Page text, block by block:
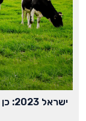
ישראל 2023: כן בוכים על חלב שנשפך, ובצדק